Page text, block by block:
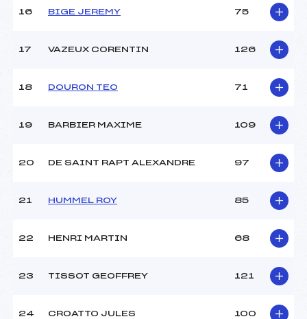
Pénalité appliquée :
219.1700
16 BIGE JEREMY 75
17 VAZEUX CORENTIN 126
18 DOURON TEO 71
19 BARBIER MAXIME 109
20 DE SAINT RAPT ALEXANDRE 97
21 HUMMEL ROY 85
22 HENRI MARTIN 68
23 TISSOT GEOFFREY 121
24 CROATTO JULES 100